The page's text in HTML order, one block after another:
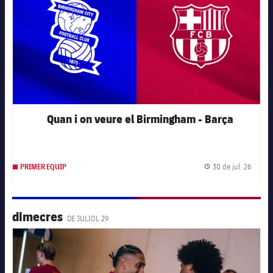
Quan i on veure el Birmingham - Barça
PRIMER EQUIP Data
30 de jul. 26
dimecres DE JULIOL 29